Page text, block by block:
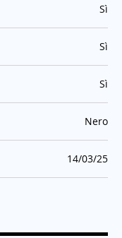
:Sì
:Sì
:Sì
:Nero
:14/03/25